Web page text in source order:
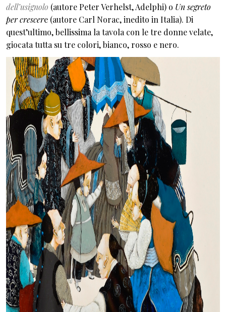
dell’usignolo (autore Peter Verhelst, Adelphi) o Un segreto
per crescere (autore Carl Norac, inedito in Italia). Di
quest’ultimo, bellissima la tavola con le tre donne velate,
giocata tutta su tre colori, bianco, rosso e nero.